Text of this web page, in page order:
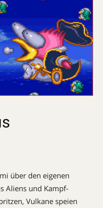
über den eigenen
Aliens und Kampf-
Vulkane speien